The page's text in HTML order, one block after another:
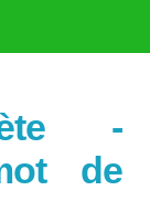
-
de